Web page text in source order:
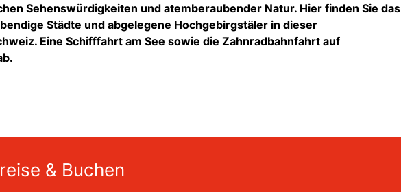
Sehenswürdigkeiten und atemberaubender Natur. Hier finden Sie das
Städte und abgelegene Hochgebirgstäler in dieser
Eine Schifffahrt am See sowie die Zahnradbahnfahrt auf
& Buchen